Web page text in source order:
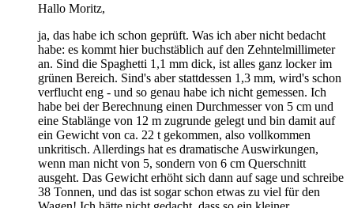
Hallo Moritz,
ja, das habe ich schon geprüft. Was ich aber nicht bedacht
habe: es kommt hier buchstäblich auf den Zehntelmillimeter
an. Sind die Spaghetti 1,1 mm dick, ist alles ganz locker im
grünen Bereich. Sind's aber stattdessen 1,3 mm, wird's schon
verflucht eng - und so genau habe ich nicht gemessen. Ich
habe bei der Berechnung einen Durchmesser von 5 cm und
eine Stablänge von 12 m zugrunde gelegt und bin damit auf
ein Gewicht von ca. 22 t gekommen, also vollkommen
unkritisch. Allerdings hat es dramatische Auswirkungen,
wenn man nicht von 5, sondern von 6 cm Querschnitt
ausgeht. Das Gewicht erhöht sich dann auf sage und schreibe
38 Tonnen, und das ist sogar schon etwas zu viel für den